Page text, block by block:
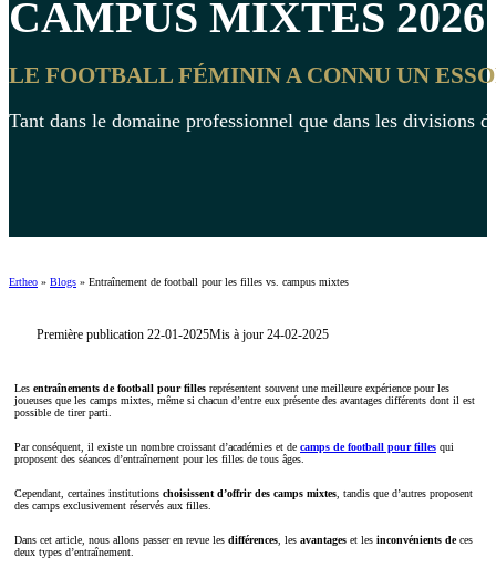
CAMPUS MIXTES 2026
LE FOOTBALL FÉMININ A CONNU UN
Tant dans le domaine professionnel que dans les divisions
Ertheo » Blogs » Entraînement de football pour les filles vs. campus mixtes
Première publication 22-01-2025Mis à jour 24-02-2025
Les entraînements de football pour filles représentent souvent une meilleure expérience pour les
joueuses que les camps mixtes, même si chacun d’entre eux présente des avantages différents dont il est
possible de tirer parti.
Par conséquent, il existe un nombre croissant d’académies et de camps de football pour filles qui
proposent des séances d’entraînement pour les filles de tous âges.
Cependant, certaines institutions choisissent d’offrir des camps mixtes , tandis que d’autres proposent
des camps exclusivement réservés aux filles.
Dans cet article, nous allons passer en revue les différences , les avantages et les inconvénients deces
deux types d’entraînement.